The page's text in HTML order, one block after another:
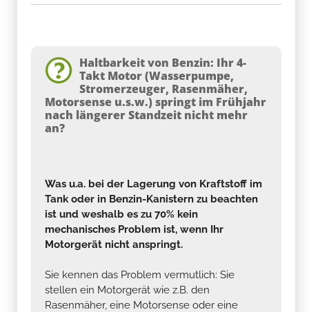
Haltbarkeit von Benzin: Ihr 4-
Takt Motor (Wasserpumpe,
Stromerzeuger, Rasenmäher,
Motorsense u.s.w.) springt im Frühjahr
nach längerer Standzeit nicht mehr
an?
Was u.a. bei der Lagerung von Kraftstoff im
Tank oder in Benzin-Kanistern zu beachten
ist und weshalb es zu 70% kein
mechanisches Problem ist, wenn Ihr
Motorgerät nicht anspringt.
Sie kennen das Problem vermutlich: Sie
stellen ein Motorgerät wie z.B. den
Rasenmäher, eine Motorsense oder eine